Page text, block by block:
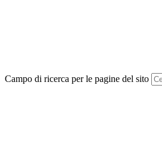
Campo di ricerca per le pagine del sito